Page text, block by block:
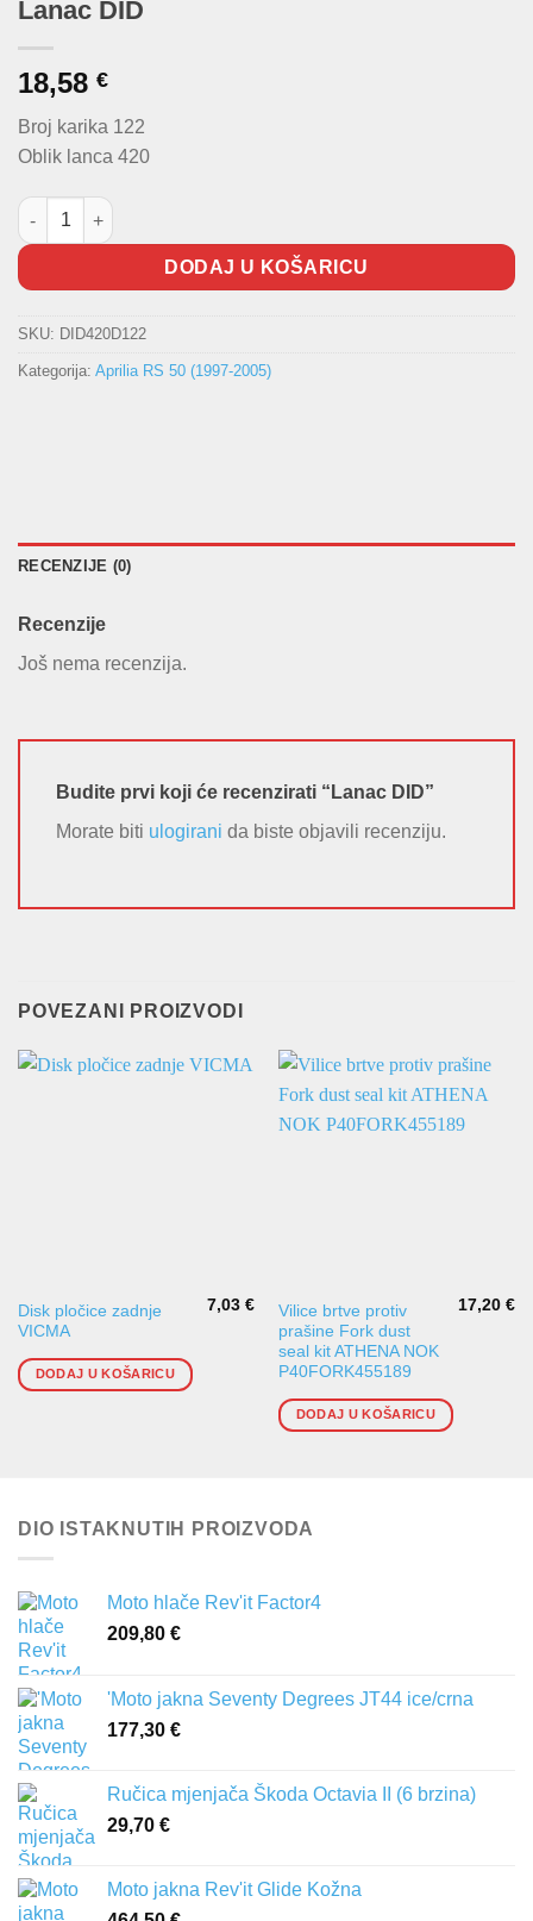
Lanac DID
18,58 €
Broj karika 122
Oblik lanca 420
Lanac DID količina
DODAJ U KOŠARICU
SKU: DID420D122
Kategorija: Aprilia RS 50 (1997-2005)
RECENZIJE (0)
Recenzije
Još nema recenzija.
Budite prvi koji će recenzirati “Lanac DID”
Morate biti ulogirani da biste objavili recenziju.
POVEZANI PROIZVODI
Disk pločice zadnje
VICMA
7,03€
DODAJ U KOŠARICU
Vilice brtve protiv
prašine Fork dust
seal kit ATHENA NOK
P40FORK455189
17,20€
DODAJ U KOŠARICU
DIO ISTAKNUTIH PROIZVODA
Moto hlače Rev'it Factor4
209,80 €
'Moto jakna Seventy Degrees JT44 ice/crna
177,30 €
Ručica mjenjača Škoda Octavia II (6 brzina)
29,70 €
Moto jakna Rev'it Glide Kožna